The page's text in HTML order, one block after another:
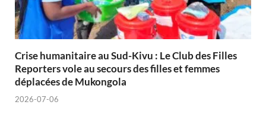
Crise humanitaire au Sud-Kivu : Le Club des Filles
Reporters vole au secours des filles et femmes
déplacées de Mukongola
2026-07-06